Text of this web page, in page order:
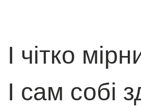
І чітко
І сам собі